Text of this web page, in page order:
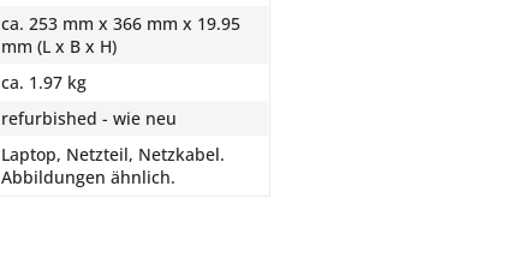
ca. 253 mm x 366 mm x 19.95
mm (L x B x H)
ca. 1.97 kg
refurbished - wie neu
Laptop, Netzteil, Netzkabel.
Abbildungen ähnlich.